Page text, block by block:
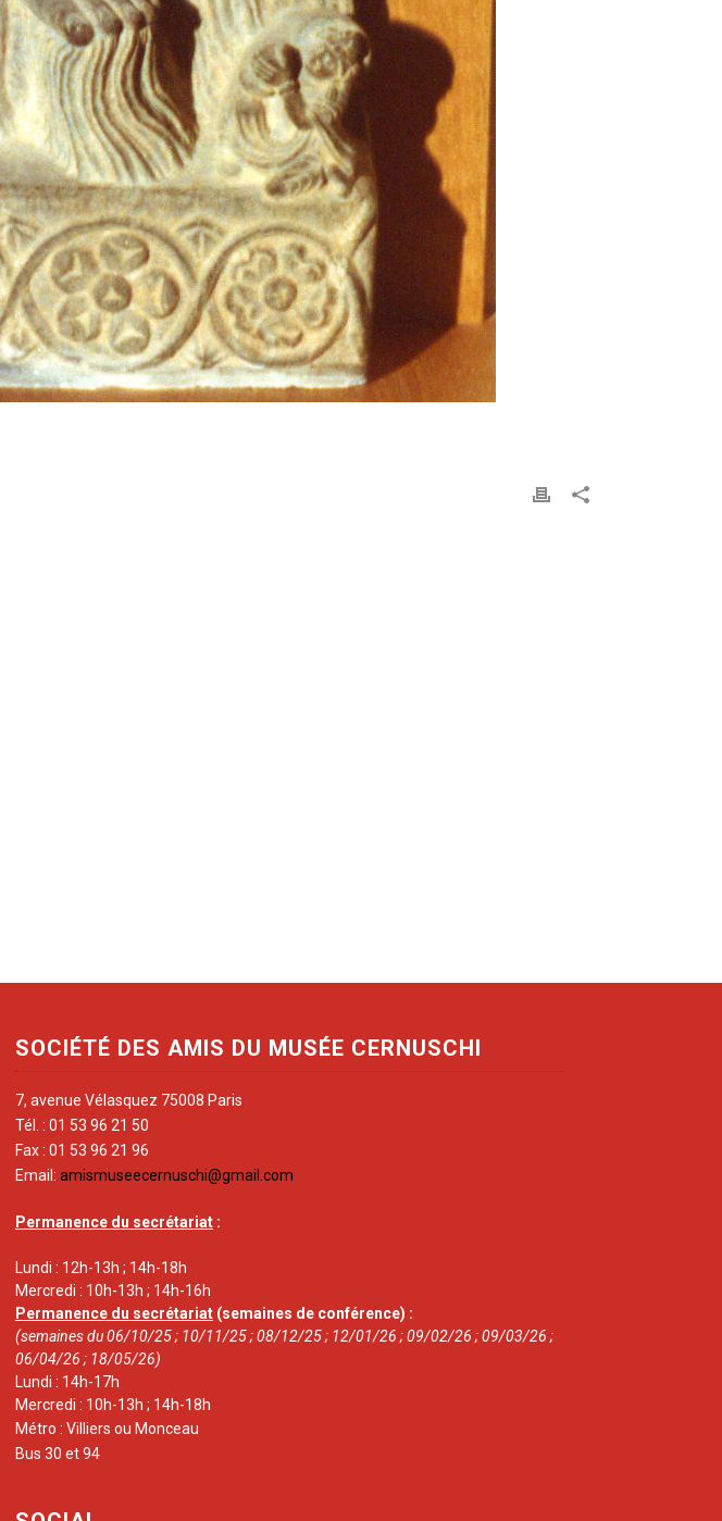
SOCIÉTÉ DES AMIS DU MUSÉE CERNUSCHI
7, avenue Vélasquez 75008 Paris
Tél. : 01 53 96 21 50
Fax : 01 53 96 21 96
Email: amismuseecernuschi@gmail.com
Permanence du secrétariat :
Lundi : 12h-13h ; 14h-18h
Mercredi : 10h-13h ; 14h-16h
Permanence du secrétariat (semaines de conférence) :
(semaines du 06/10/25 ; 10/11/25 ; 08/12/25 ; 12/01/26 ; 09/02/26 ; 09/03/26 ;
06/04/26 ; 18/05/26)
Lundi : 14h-17h
Mercredi : 10h-13h ; 14h-18h
Métro : Villiers ou Monceau
Bus 30 et 94